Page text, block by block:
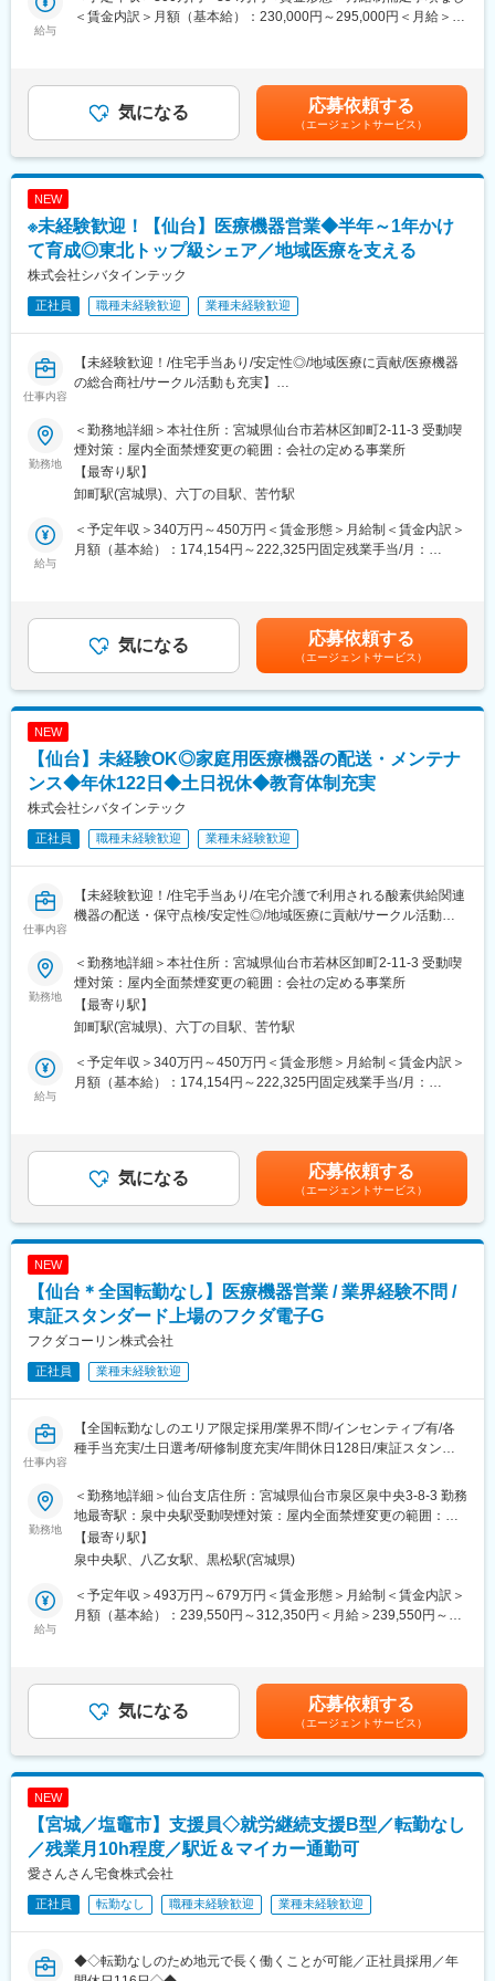
カスタマーサクセス・サポート：10名
■企業魅力：
★テクノロジーの力で歯科医療の課題解決に挑む成長企業です。
のもと、歯科医療の未来を変えるサービスを展開しています。
★AIやSaaSを活用し、歯科医院の業務改革を推進しています。
新サービス「paylight X」を通じて、予約・決済・コミュニケーシ
ョンなど医院運営全体の効率化を支援しています。
★変化を楽しみ、挑戦を歓迎するカルチャーがあります。
急成長フェーズならではのスピード感があり、年齢や役職に関係
なく主体的な提案やチャレンジが歓迎される環境です。
多くの社員が未経験からのスタートです。座学研修や配属後研修
てもワークライフバランスを重視できる環境です。
◎残業0時間を実現
完全予約制のため定時に帰宅いただくことが出来ます。
■業務内容：
現在や将来の髪に対する不安や疑問を伺い、おひとりおひとりの
状態に有効な当社商品をプランニングしてご提案します。
（2）ヘアケアの実施
カウンセリングやシャンプーやマッサージ等の発毛・育毛ケア技
術を行います。
1週間：
・座学研修を実施
入社される方のほとんどが未経験からの就業です。丁寧に研修を
実施しますのでご安心して入社することが出来ます。
数か月（目安：3か月）～：
アドバイザーとして独り立ちしていただきます。平均3か月でアド
していただきます。
は2～3名が配属されています。
■キャリアパス：
サロン配属後は、接客や専門技術・知識を磨き、１年後にはカウ
社員一人一人を大事にしており、成長にも重きを置いています。
例えば、サロンスタッフにおいては、入社後、長年サロンで経験
を積んだベテランの先輩が座学・実技を通して、発毛・育毛の基
礎知識をはじめ、髪の触り方／シャンプーの仕方／お客様との接
し方などを丁寧に教えていきます。
給与
＜賃金内訳＞月額（基本給）：230,000円～295,000円＜月給＞
2回 （7月・12月）賃金はあくまでも目安の金額であり、選考を通
じて上下する可能性があります。月給(月額)は固定手当を含めた表
記です。
気になる 応募依頼する
（エージェントサービス）
NEW
※未経験歓迎！【仙台】医療機器営業◆半年～1年かけ
て育成◎東北トップ級シェア／地域医療を支える
株式会社シバタインテック
正社員 職種未経験歓迎 業種未経験歓迎
仕事内容
【未経験歓迎！/住宅手当あり/安定性◎/地域医療に貢献/医療機器
の総合商社/サークル活動も充実】
■業務概要：
東北地方にて医療用品の販売を行っている同社にて、医療機関の
医師・看護師などの方々に向けて、医療機器の提案・販売を行い
ます。
はじめはマスク、注射針、ガーゼなどの消耗品からスタートし、
将来的には新病院の立ち上げタイミングや大型の医療機器の導入
のタイミングでMRIなどの提案も行って頂きます。地域の医療に
医療現場向けのメディカル事業部、臨床検査部門向けのクリニカ
ル部門、開業医向けの営業部門のいずれかに配属可能性がありま
・入社時の導入研修に加え、3か月～最大1年程度は先輩に同行し
OJTで営業先、納品先、商材を覚えていただきます。その間は営
業目標がつかない育成期間となり、仕事を覚えることに集中でき
・メーカー営業の方と同行や勉強会等で製品について覚えていた
・医療福祉・科学機器の総合商社として扱う商材は多種にわたり
ますので、商品や使い方の知識を自発的に習得する必要がありま
■同社の魅力：
・医薬品、医療機器、事務用品等をそれぞれ取り扱う専業商社が
多い中で、同社は薬以外の病院における「すべて」を提案する総
意識し、安心・安全を強化して、付加価値をお届けすることを最
大の目標としています。扱う商材も幅広く、お客様の課題やニー
す。地域に根付いた事業運営をしており、今後も安定した成長が
見込めます。
勤務地
＜勤務地詳細＞本社住所：宮城県仙台市若林区卸町2-11-3 受動喫
煙対策：屋内全面禁煙変更の範囲：会社の定める事業所
【最寄り駅】
卸町駅(宮城県)、六丁の目駅、苦竹駅
給与
＜予定年収＞340万円～450万円＜賃金形態＞月給制＜賃金内訳＞
月額（基本給）：174,154円～222,325円固定残業手当/月：
年収はあくまでも目安の金額であり、選考を通じて上下する可能
性があります。※固定残業金額は給与によって異なります。■昇
給：年1回■賞与：年2回（昨年実績：3カ月以上）賃金はあくまで
も目安の金額であり、選考を通じて上下する可能性があります。
月給(月額)は固定手当を含めた表記です。
気になる 応募依頼する
（エージェントサービス）
NEW
【仙台】未経験OK◎家庭用医療機器の配送・メンテナ
ンス◆年休122日◆土日祝休◆教育体制充実
株式会社シバタインテック
正社員 職種未経験歓迎 業種未経験歓迎
仕事内容
【未経験歓迎！/住宅手当あり/在宅介護で利用される酸素供給関連
機器の配送・保守点検/安定性◎/地域医療に貢献/サークル活動も
■業務内容
東北地方で医療用品の専門商社としてトップクラスの実績を誇る
同社にて、在宅酸素療法設置回収業務をお任せします。
医療機関の委託を受けて患者宅や介護施設に酸素濃縮装置や酸素
ボンベを配送・設置し、操作説明や安全管理を行う仕事です。
■業務詳細
・説明業務：患者・家族・介護スタッフに操作方法、注意点、緊
急時対応を丁寧に説明。
・保守点検：定期的な機器の保守・点検を実施し、正常な使用状
・回収業務：患者が機器を離脱した際の機器・ボンベ回収。
利用者様のご家庭に直接訪問する仕事のため、患者様やご家族に
また、安全意識と責任感を持ち、医療事故防止に努めることが重
■育成体制
・入社時の導入研修や、1年程度のOJT（期間は人によって変動
・お客様のご家庭訪問時には先輩社員が慣れるまで同行するた
め、安心して挑戦できる環境です。
■同社の魅力：
多い中で、同社は薬以外の病院における「すべて」を提案する総
合力を強みとして、どのような形でお客様のお役に立てるのかを
・医療業界は私たちの生活に無くてはならない非常に社会的意義
の高い業界で、コロナ禍においても安定した業績を残していま
す。地域に根付いた事業運営をしており、今後も安定した成長が
勤務地
＜勤務地詳細＞本社住所：宮城県仙台市若林区卸町2-11-3 受動喫
煙対策：屋内全面禁煙変更の範囲：会社の定める事業所
【最寄り駅】
卸町駅(宮城県)、六丁の目駅、苦竹駅
給与
＜予定年収＞340万円～450万円＜賃金形態＞月給制＜賃金内訳＞
月額（基本給）：174,154円～222,325円固定残業手当/月：
年収はあくまでも目安の金額であり、選考を通じて上下する可能
性があります。※固定残業金額は給与によって異なります。■昇
給：年1回■賞与：年2回（昨年実績：3カ月以上）賃金はあくまで
も目安の金額であり、選考を通じて上下する可能性があります。
月給(月額)は固定手当を含めた表記です。
気になる 応募依頼する
（エージェントサービス）
NEW
【仙台＊全国転勤なし】医療機器営業 / 業界経験不問 /
東証スタンダード上場のフクダ電子G
フクダコーリン株式会社
正社員 業種未経験歓迎
仕事内容
【全国転勤なしのエリア限定採用/業界不問/インセンティブ有/各
種手当充実/土日選考/研修制度充実/年間休日128日/東証スタンダ
■業務概要：
東証スタンダード市場に上場しているフクダ電子株式会社のグル
ープ企業である当社にて、医療機器の提案営業に従事していただ
きます。ドクターや代理店との密なコミュニケーションや、良好
な関係構築を重要視する営業スタイルです。
■詳細イメージ：
・営業スタイル：代理店と協力して医療機関へ営業活動を行いま
す。基本的に事務所へ出社しますが、直行直帰をする場合もあり
ます。全員に社用車を貸与しています。
販売できるのは当社のみです。血圧計、体温計のデータを飛ば
し、病院の電子カルテに表示するなど、これまでにない画期的な
提案をする事ができます。
■研修：
す。具体的には半年間で独り立ちしてもらうために、入社時・50
勤務地
＜勤務地詳細＞仙台支店住所：宮城県仙台市泉区泉中央3-8-3 勤務
地最寄駅：泉中央駅受動喫煙対策：屋内全面禁煙変更の範囲：会
社の定める事業所（リモートワーク含む）
【最寄り駅】
泉中央駅、八乙女駅、黒松駅(宮城県)
給与
＜予定年収＞493万円～679万円＜賃金形態＞月給制＜賃金内訳＞
月額（基本給）：239,550円～312,350円＜月給＞239,550円～
性があります。月給(月額)は固定手当を含めた表記です。
気になる 応募依頼する
（エージェントサービス）
NEW
【宮城／塩竈市】支援員◇就労継続支援B型／転勤なし
／残業月10h程度／駅近＆マイカー通勤可
愛さんさん宅食株式会社
正社員 転勤なし 職種未経験歓迎 業種未経験歓迎
◆◇転勤なしのため地元で長く働くことが可能／正社員採用／年